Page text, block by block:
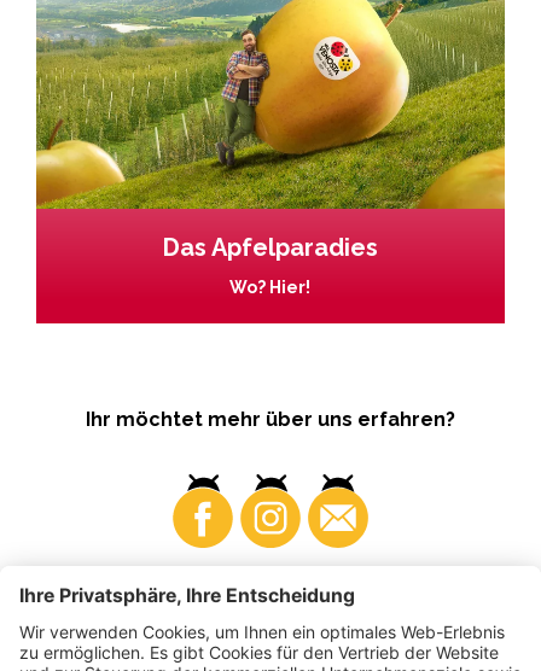
Das Apfelparadies
Wo? Hier!
Ihr möchtet mehr über uns erfahren?
Business Produzenten